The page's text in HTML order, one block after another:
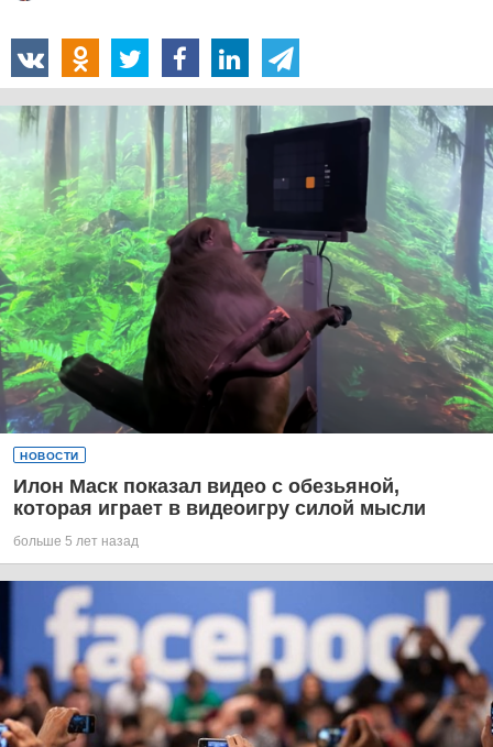
НОВОСТИ
Илон Маск показал видео с обезьяной,
которая играет в видеоигру силой мысли
больше 5 лет назад